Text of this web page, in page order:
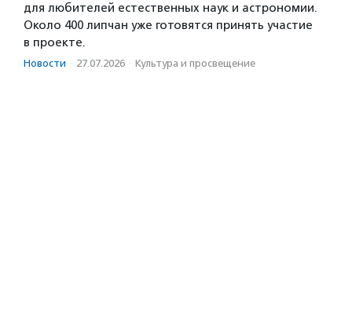
для любителей естественных наук и астрономии.
Около 400 липчан уже готовятся принять участие
в проекте.
Новости · 27.07.2026 · Культура и просвещение